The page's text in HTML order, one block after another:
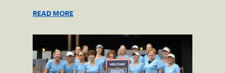
opportunity to serve as a captain of the
18-39 league out of Eastern Mass. This
past winter, Sam led his team, which
READ MORE